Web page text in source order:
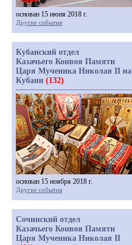
основан 15 июня 2018 г.
Другие события
Кубанский отдел
Казачьего Конвоя Памяти
Царя Мученика Николая II на
Кубани (132)
основан 15 ноября 2018 г.
Другие события
Сочинский отдел
Казачьего Конвоя Памяти
Царя Мученика Николая II